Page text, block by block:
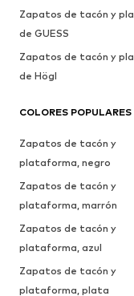
Zapatos de tacón y
de GUESS
Zapatos de tacón y
de Högl
COLORES
Zapatos de tacón y
plataforma, negro
Zapatos de tacón y
plataforma, marrón
Zapatos de tacón y
plataforma, azul
Zapatos de tacón y
plataforma, plata